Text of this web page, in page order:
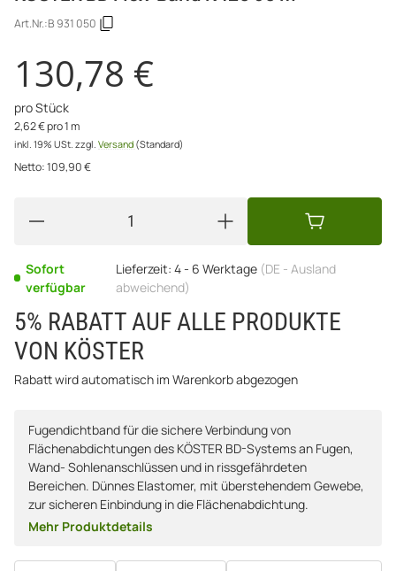
Art.Nr.:B 931 050
130,78 €
pro Stück
2,62 € pro 1 m
inkl. 19% USt. zzgl. Versand (Standard)
Netto:109,90€
Sofort
verfügbar
Lieferzeit: 4 - 6 Werktage (DE - Ausland
abweichend)
5% RABATT AUF ALLE PRODUKTE
VON KÖSTER
Rabatt wird automatisch im Warenkorb abgezogen
Fugendichtband für die sichere Verbindung von
Flächenabdichtungen des KÖSTER BD-Systems an Fugen,
Wand- Sohlenanschlüssen und in rissgefährdeten
Bereichen. Dünnes Elastomer, mit überstehendem Gewebe,
zur sicheren Einbindung in die Flächenabdichtung.
Mehr Produktdetails